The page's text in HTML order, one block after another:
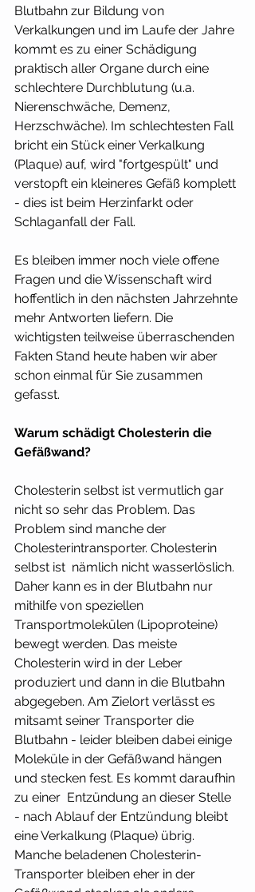
Blutbahn zur Bildung von
Verkalkungen und im Laufe der Jahre
kommt es zu einer Schädigung
praktisch aller Organe durch eine
schlechtere Durchblutung (u.a.
Nierenschwäche, Demenz,
Herzschwäche). Im schlechtesten Fall
bricht ein Stück einer Verkalkung
(Plaque) auf, wird "fortgespült" und
verstopft ein kleineres Gefäß komplett
- dies ist beim Herzinfarkt oder
Schlaganfall der Fall.
Es bleiben immer noch viele offene
Fragen und die Wissenschaft wird
hoffentlich in den nächsten Jahrzehnte
mehr Antworten liefern. Die
wichtigsten teilweise überraschenden
Fakten Stand heute haben wir aber
schon einmal für Sie zusammen
gefasst.
Warum schädigt Cholesterin die
Gefäßwand?
Cholesterin selbst ist vermutlich gar
nicht so sehr das Problem. Das
Problem sind manche der
Cholesterintransporter. Cholesterin
selbst ist  nämlich nicht wasserlöslich.
Daher kann es in der Blutbahn nur
mithilfe von speziellen
Transportmolekülen (Lipoproteine)
bewegt werden. Das meiste
Cholesterin wird in der Leber
produziert und dann in die Blutbahn
abgegeben. Am Zielort verlässt es
mitsamt seiner Transporter die
Blutbahn - leider bleiben dabei einige
Moleküle in der Gefäßwand hängen
und stecken fest. Es kommt daraufhin
zu einer  Entzündung an dieser Stelle
- nach Ablauf der Entzündung bleibt
eine Verkalkung (Plaque) übrig.
Manche beladenen Cholesterin-
Transporter bleiben eher in der